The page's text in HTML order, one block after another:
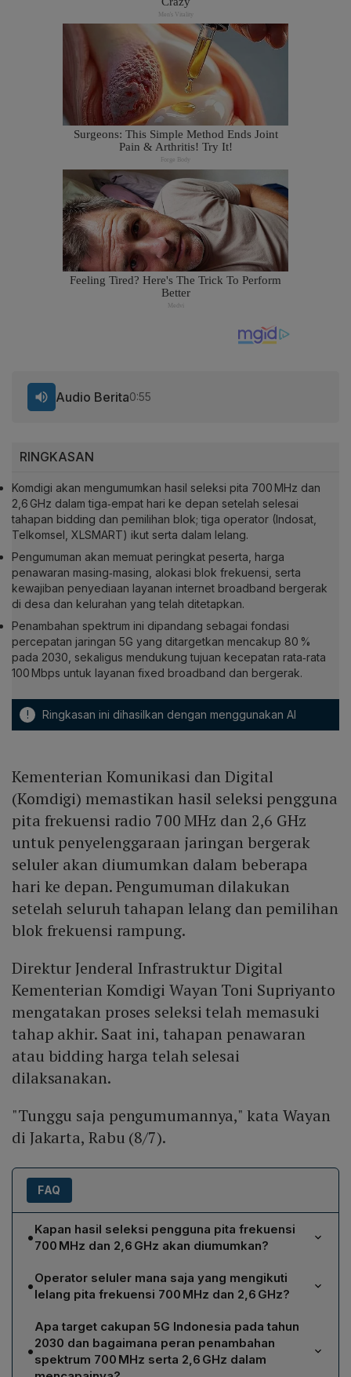
RINGKASAN
Komdigi akan mengumumkan hasil seleksi pita 700 MHz dan
2,6 GHz dalam tiga‑empat hari ke depan setelah selesai
tahapan bidding dan pemilihan blok; tiga operator (Indosat,
Telkomsel, XLSMART) ikut serta dalam lelang.
Pengumuman akan memuat peringkat peserta, harga
penawaran masing‑masing, alokasi blok frekuensi, serta
kewajiban penyediaan layanan internet broadband bergerak
di desa dan kelurahan yang telah ditetapkan.
Penambahan spektrum ini dipandang sebagai fondasi
percepatan jaringan 5G yang ditargetkan mencakup 80 %
pada 2030, sekaligus mendukung tujuan kecepatan rata‑rata
100 Mbps untuk layanan fixed broadband dan bergerak.
! Ringkasan ini dihasilkan dengan menggunakan AI
Audio Berita0:55
Kementerian Komunikasi dan Digital
(Komdigi) memastikan hasil seleksi pengguna
pita frekuensi radio 700 MHz dan 2,6 GHz
untuk penyelenggaraan jaringan bergerak
seluler akan diumumkan dalam beberapa
hari ke depan. Pengumuman dilakukan
setelah seluruh tahapan lelang dan pemilihan
blok frekuensi rampung.
Direktur Jenderal Infrastruktur Digital
Kementerian Komdigi Wayan Toni Supriyanto
mengatakan proses seleksi telah memasuki
tahap akhir. Saat ini, tahapan penawaran
atau bidding harga telah selesai
dilaksanakan.
"Tunggu saja pengumumannya," kata Wayan
di Jakarta, Rabu (8/7).
FAQ
•Kapan hasil seleksi pengguna pita frekuensi
700 MHz dan 2,6 GHz akan diumumkan?
Direktorat Jenderal Infrastruktur Digital menyatakan
hasil seleksi akan dipublikasikan dalam tiga sampai
empat hari ke depan dan dapat dilihat di situs resmi
Kementerian Komunikasi dan Digital.
•Operator seluler mana saja yang mengikuti
lelang pita frekuensi 700 MHz dan 2,6 GHz?
Tiga operator yang ikut lelang adalah PT Indosat Tbk,
PT Telekomunikasi Selular (Telkomsel), dan PT
XLSMART Telecom Sejahtera Tbk.
•
Apa target cakupan 5G Indonesia pada tahun
2030 dan bagaimana peran penambahan
spektrum 700 MHz serta 2,6 GHz dalam